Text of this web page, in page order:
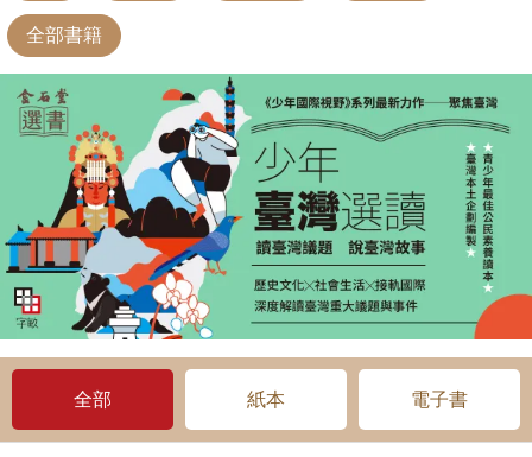
全部書籍
全部 紙本 電子書